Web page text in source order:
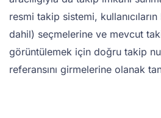
resmi takip sistemi,
dahil) seçmelerine ve mevcut
görüntülemek için doğru takip
referansını girmelerine olanak